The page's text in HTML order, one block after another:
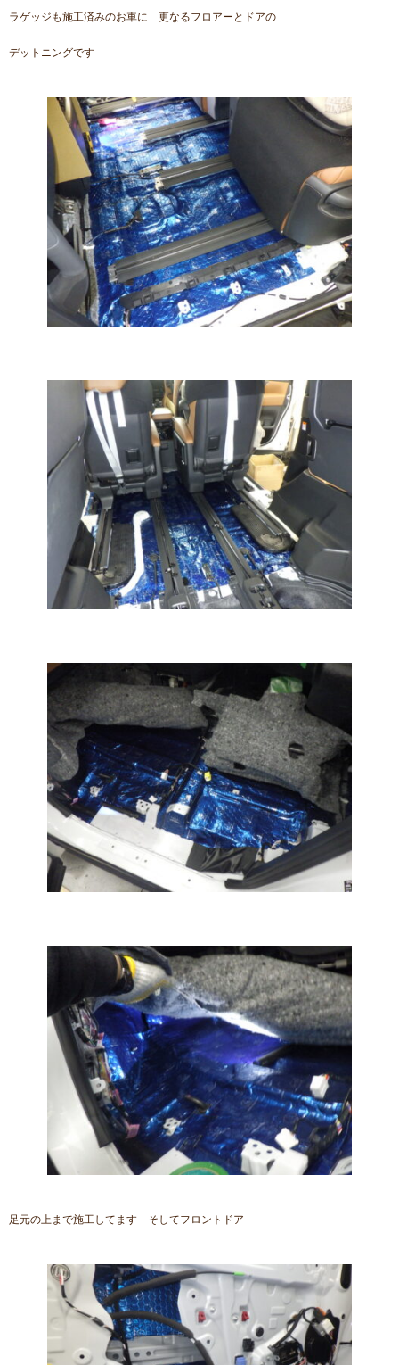
ラゲッジも施工済みのお車に 更なるフロアーとドアの
デットニングです
足元の上まで施工してます そしてフロントドア